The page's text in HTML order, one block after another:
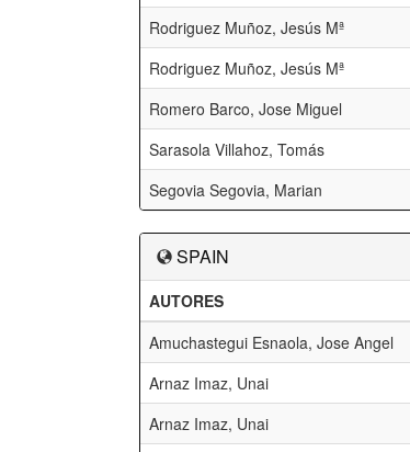
Rodriguez Muñoz, Jesús Mª
Rodriguez Muñoz, Jesús Mª
Romero Barco, Jose Miguel
Sarasola Villahoz, Tomás
Segovia Segovia, Marian
SPAIN
AUTORES
Amuchastegui Esnaola, Jose Angel
Arnaz Imaz, Unai
Arnaz Imaz, Unai